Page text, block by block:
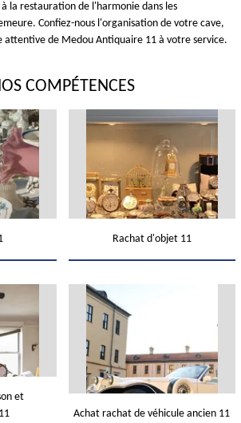
la restauration de l'harmonie dans les
Confiez-nous l'organisation de votre cave,
attentive de Medou Antiquaire 11 à votre service.
COMPÉTENCES
Rachat d'objet 11
et
Achat rachat de véhicule ancien 11